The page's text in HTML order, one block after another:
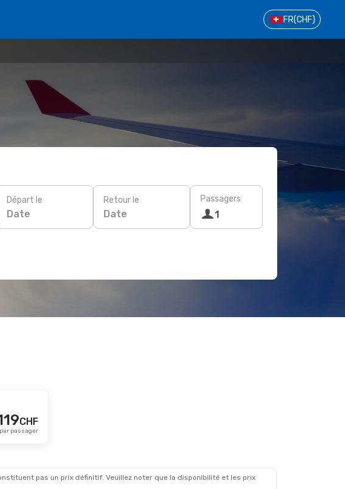
FR(CHF)
Départ le
Date
Retour le
Date
Passagers
1
CHF
passager
pas un prix définitif. Veuillez noter que la disponibilité et les prix